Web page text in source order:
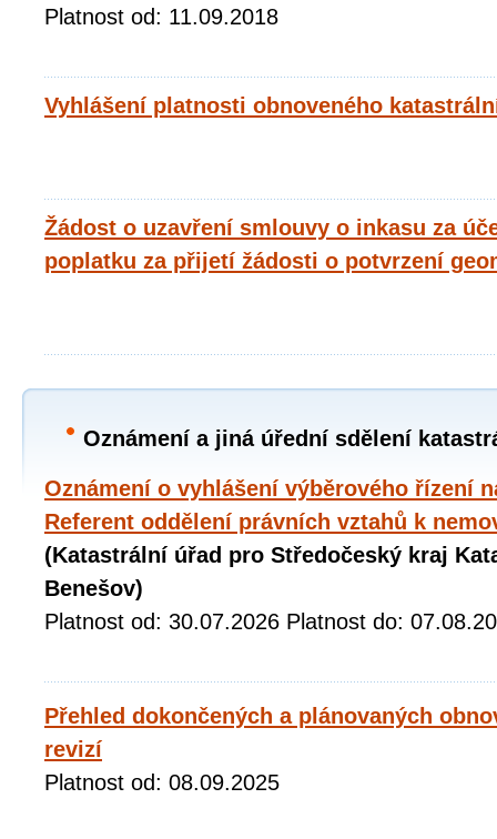
Platnost od: 11.09.2018
Vyhlášení platnosti obnoveného
Žádost o uzavření smlouvy o inkasu za
poplatku za přijetí žádosti o potvrzení
Oznámení a jiná úřední sdělení
Oznámení o vyhlášení výběrového řízení
Referent oddělení právních vztahů k
(Katastrální úřad pro Středočeský kraj
Benešov)
Platnost od: 30.07.2026 Platnost do:
Přehled dokončených a plánovaných
revizí
Platnost od: 08.09.2025